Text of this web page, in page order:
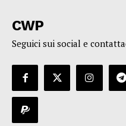
CWP
Seguici sui social e